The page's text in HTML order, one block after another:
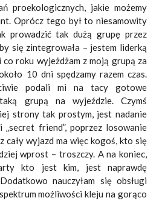
proekologicznych, jakie możemy
Oprócz tego był to niesamowity
prowadzić tak dużą grupę przez
się zintegrowała – jestem liderką
roku wyjeżdżam z moją grupą za
10 dni spędzamy razem czas.
podali mi na tacy gotowe
grupą na wyjeździe. Czymś
strony tak prostym, jest nadanie
„secret friend”, poprzez losowanie
cały wyjazd ma więc kogoś, kto się
wprost – troszczy. A na koniec,
kto jest kim, jest naprawdę
nauczyłam się obsługi
możliwości kleju na gorąco